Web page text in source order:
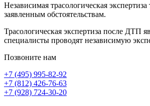
Независимая трасологическая
заявленным обстоятельствам.
Трасологическая экспертиза после ДТП
специалисты проводят независимую
Позвоните нам
+7 (495) 995-82-92
+7 (812) 426-76-63
+7 (928) 724-30-20